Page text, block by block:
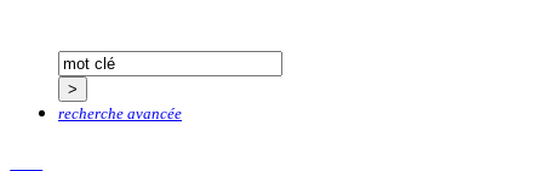
recherche avancée